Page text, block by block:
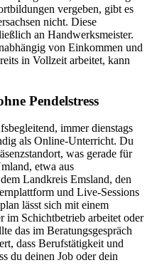
vergeben, gibt es
nicht. Diese
an Handwerksmeister.
von Einkommen und
in Vollzeit arbeitet, kann
Pendelstress
immer dienstags
als Online-Unterricht. Du
was gerade für
etwa aus
Landkreis Emsland, den
und Live-Sessions
lässt sich mit einem
im Schichtbetrieb arbeitet oder
das im Beratungsgespräch
dass Berufstätigkeit und
du deinen Job oder dein